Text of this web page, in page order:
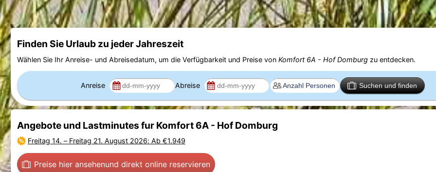
Finden Sie Urlaub zu jeder Jahreszeit
Wählen Sie Ihr Anreise- und Abreisedatum, um die Verfügbarkeit und Preise von Komfort 6A - Hof Domburgzu entdecken.
Anreise Abreise Suchen und finden
Angebote und Lastminutes fur Komfort 6A - Hof Domburg
Freitag 14. – Freitag 21. August 2026: Ab €1.949
Preise hier ansehenund direkt online reservieren